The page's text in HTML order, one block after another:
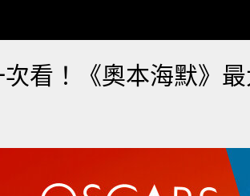
看！《奧本海默》